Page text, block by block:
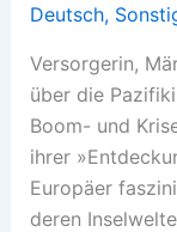
Deutsch,
Versorgerin,
über die
Boom- und
ihrer
Europäer
deren